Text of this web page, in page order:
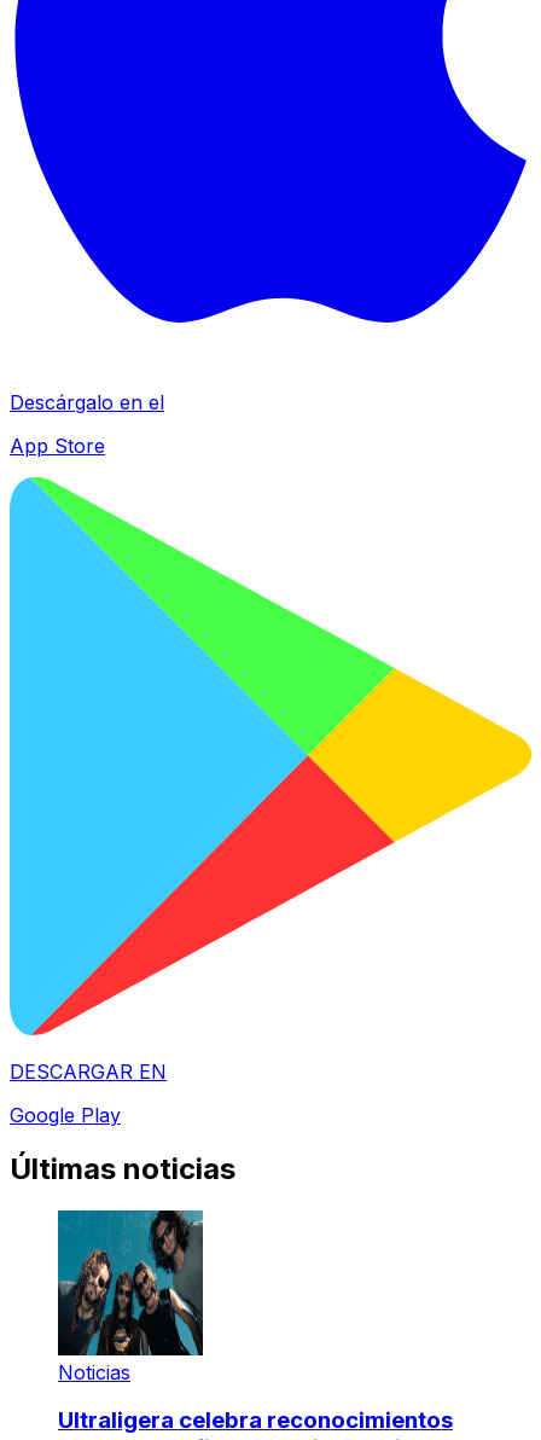
Descárgalo en el
App Store
DESCARGAR EN
Google Play
Últimas noticias
Noticias
Ultraligera celebra reconocimientos